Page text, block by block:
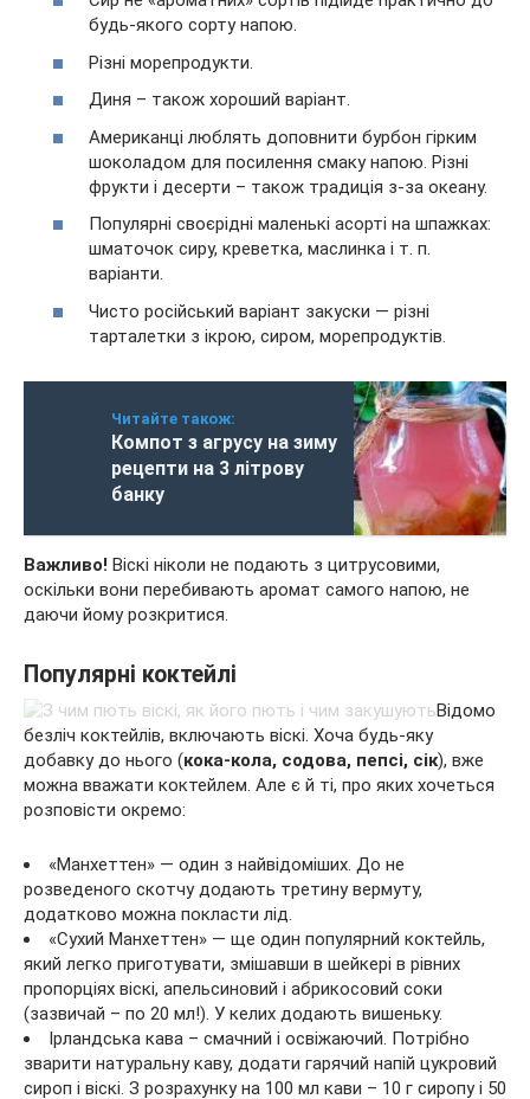
будь-якого сорту напою.
Різні морепродукти.
Диня – також хороший варіант.
Американці люблять доповнити бурбон гірким
шоколадом для посилення смаку напою. Різні
фрукти і десерти – також традиція з-за океану.
Популярні своєрідні маленькі асорті на шпажках:
шматочок сиру, креветка, маслинка і т. п.
варіанти.
Чисто російський варіант закуски — різні
тарталетки з ікрою, сиром, морепродуктів.
Читайте також:
Компот з агрусу на зиму
рецепти на 3 літрову
банку
Важливо! Віскі ніколи не подають з цитрусовими,
оскільки вони перебивають аромат самого напою, не
даючи йому розкритися.
Популярні коктейлі
Відомо
безліч коктейлів, включають віскі. Хоча будь-яку
добавку до нього (кока-кола, содова, пепсі, сік), вже
можна вважати коктейлем. Але є й ті, про яких хочеться
розповісти окремо:
«Манхеттен» — один з найвідоміших. До не
розведеного скотчу додають третину вермуту,
додатково можна покласти лід.
«Сухий Манхеттен» — ще один популярний коктейль,
який легко приготувати, змішавши в шейкері в рівних
пропорціях віскі, апельсиновий і абрикосовий соки
(зазвичай – по 20 мл!). У келих додають вишеньку.
Ірландська кава – смачний і освіжаючий. Потрібно
зварити натуральну каву, додати гарячий напій цукровий
сироп і віскі. З розрахунку на 100 мл кави – 10 г сиропу і 50